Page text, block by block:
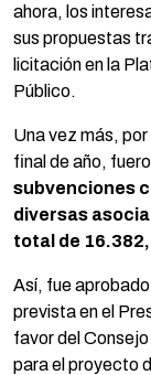
ahora, los
sus propuestas
licitación en la
Público.
Una vez más,
final de año,
subvenciones
diversas
total de
Así, fue
prevista en el
favor del
para el proyecto